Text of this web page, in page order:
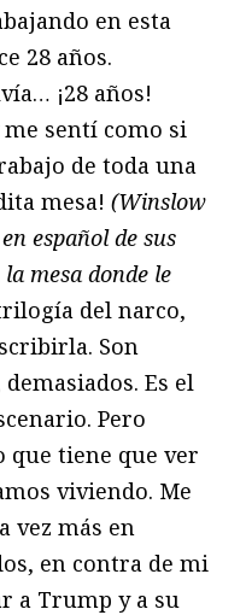
en esta
28 años.
¡28 años!
sentí como si
de toda una
mesa! (Winslow
español de sus
mesa donde le
del narco,
Son
Es el
Pero
que tiene que ver
viviendo. Me
vez más en
en contra de mi
a Trump y a su